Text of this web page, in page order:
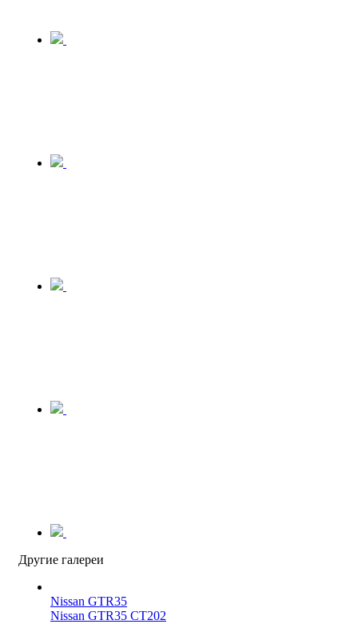
Другие галереи
Nissan GTR35
Nissan GTR35 CT202